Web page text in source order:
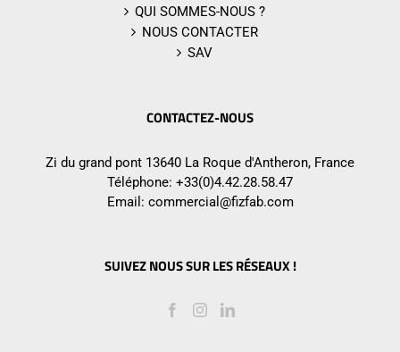
QUI SOMMES-NOUS ?
NOUS CONTACTER
SAV
CONTACTEZ-NOUS
Zi du grand pont 13640 La Roque d'Antheron, France
Téléphone: +33(0)4.42.28.58.47
Email: commercial@fizfab.com
SUIVEZ NOUS SUR LES RÉSEAUX !